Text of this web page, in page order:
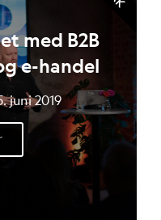
med B2B
e-handel
juni 2019